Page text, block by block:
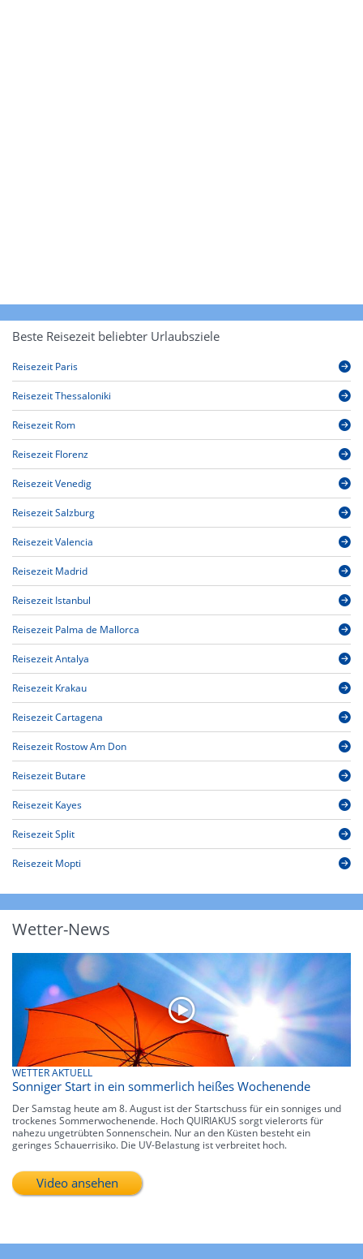
Beste Reisezeit beliebter Urlaubsziele
Reisezeit Paris
Reisezeit Thessaloniki
Reisezeit Rom
Reisezeit Florenz
Reisezeit Venedig
Reisezeit Salzburg
Reisezeit Valencia
Reisezeit Madrid
Reisezeit Istanbul
Reisezeit Palma de Mallorca
Reisezeit Antalya
Reisezeit Krakau
Reisezeit Cartagena
Reisezeit Rostow Am Don
Reisezeit Butare
Reisezeit Kayes
Reisezeit Split
Reisezeit Mopti
Wetter-News
WETTER AKTUELL
Sonniger Start in ein sommerlich heißes Wochenende
Der Samstag heute am 8. August ist der Startschuss für ein sonniges und
trockenes Sommerwochenende. Hoch QUIRIAKUS sorgt vielerorts für
nahezu ungetrübten Sonnenschein. Nur an den Küsten besteht ein
geringes Schauerrisiko. Die UV-Belastung ist verbreitet hoch.
Video ansehen